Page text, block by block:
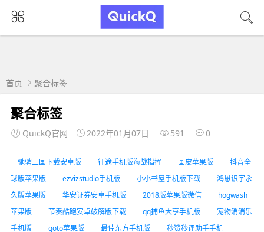
首页 聚合标签
聚合标签
QuickQ官网 2022年01月07日 591 0
驰骋三国下载安卓版 征途手机版海战指挥 画皮苹果版
抖音全
球版苹果版
ezvizstudio手机版 小小书屋手机版下载
鸿恩识字永
久版苹果版
华安证券安卓手机版 2018版苹果版微信
hogwash
苹果版
节奏酷跑安卓破解版下载 qq捕鱼大亨手机版
宠物消消乐
手机版
goto苹果版 最佳东方手机版
秒赞秒评助手手机